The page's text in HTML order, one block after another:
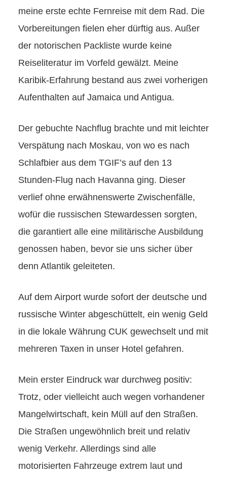
meine erste echte Fernreise mit dem Rad. Die
Vorbereitungen fielen eher dürftig aus. Außer
der notorischen Packliste wurde keine
Reiseliteratur im Vorfeld gewälzt. Meine
Karibik-Erfahrung bestand aus zwei vorherigen
Aufenthalten auf Jamaica und Antigua.
Der gebuchte Nachflug brachte und mit leichter
Verspätung nach Moskau, von wo es nach
Schlafbier aus dem TGIF’s auf den 13
Stunden-Flug nach Havanna ging. Dieser
verlief ohne erwähnenswerte Zwischenfälle,
wofür die russischen Stewardessen sorgten,
die garantiert alle eine militärische Ausbildung
genossen haben, bevor sie uns sicher über
denn Atlantik geleiteten.
Auf dem Airport wurde sofort der deutsche und
russische Winter abgeschüttelt, ein wenig Geld
in die lokale Währung CUK gewechselt und mit
mehreren Taxen in unser Hotel gefahren.
Mein erster Eindruck war durchweg positiv:
Trotz, oder vielleicht auch wegen vorhandener
Mangelwirtschaft, kein Müll auf den Straßen.
Die Straßen ungewöhnlich breit und relativ
wenig Verkehr. Allerdings sind alle
motorisierten Fahrzeuge extrem laut und